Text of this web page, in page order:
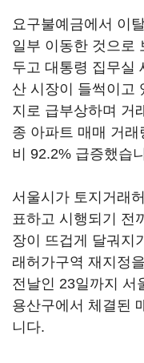
요구불예금에서 이
일부 이동한 것으로
두고 대통령 집무실
산 시장이 들썩이고
지로 급부상하며 거
종 아파트 매매 거래
비 92.2% 급증했습
서울시가 토지거래
표하고 시행되기 전
장이 뜨겁게 달궈지
래허가구역 재지정
전날인 23일까지 서
용산구에서 체결된
니다.